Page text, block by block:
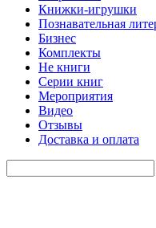
Книжки-игрушки
Познавательная
Бизнес
Комплекты
Не книги
Серии книг
Мероприятия
Видео
Отзывы
Доставка и оплата